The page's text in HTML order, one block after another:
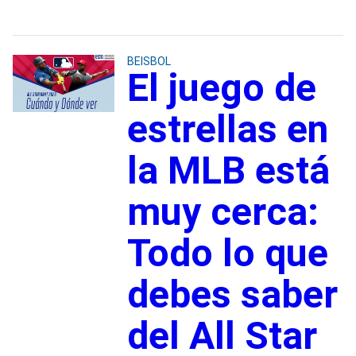
BEISBOL
El juego de
estrellas en
la MLB está
muy cerca:
Todo lo que
debes saber
del All Star